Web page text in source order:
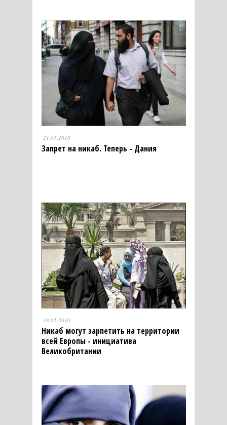
21.01.2010
Запрет на никаб. Теперь - Дания
18.01.2010
Никаб могут зарпетить на территории
всей Европы - инициатива
Великобритании